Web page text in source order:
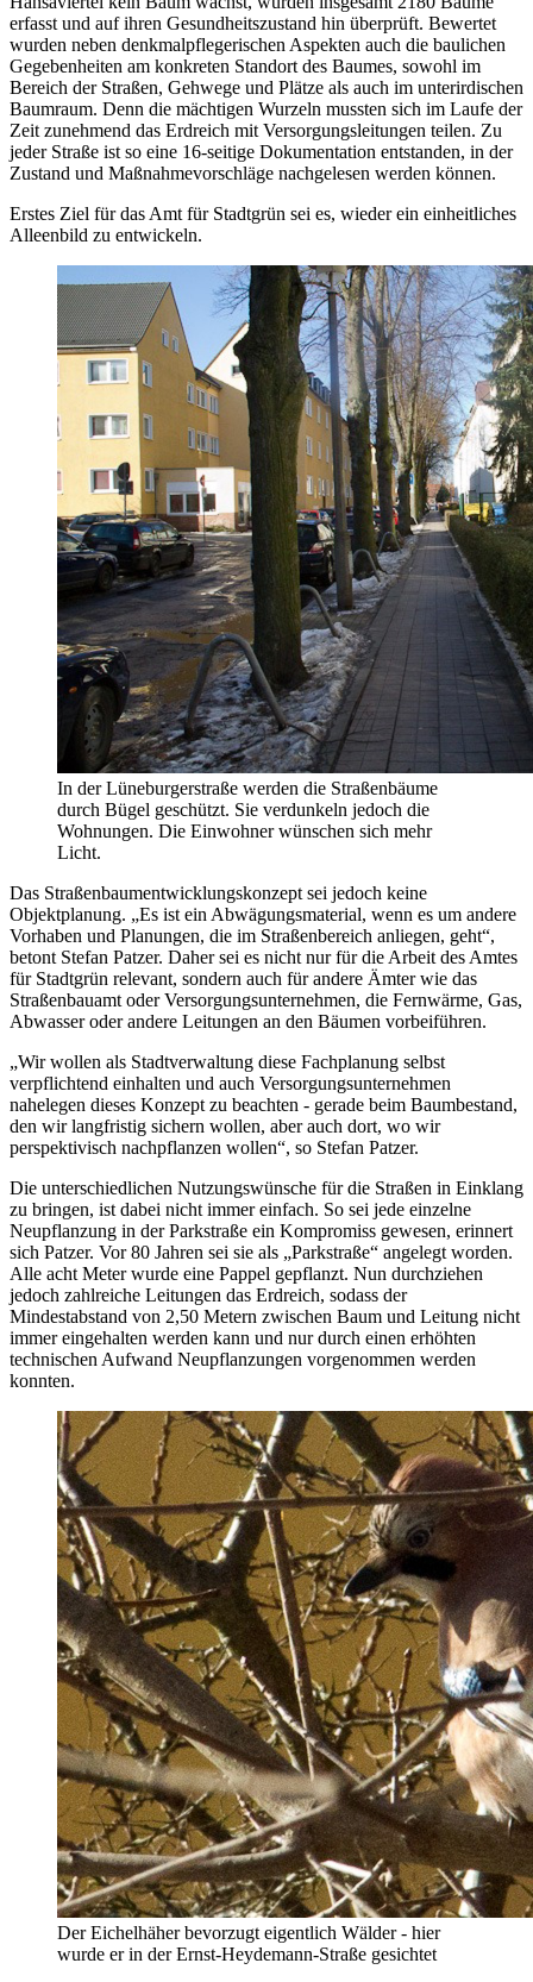
erfasst und auf ihren Gesundheitszustand hin überprüft. Bewertet
wurden neben denkmalpflegerischen Aspekten auch die baulichen
Gegebenheiten am konkreten Standort des Baumes, sowohl im
Bereich der Straßen, Gehwege und Plätze als auch im unterirdischen
Baumraum. Denn die mächtigen Wurzeln mussten sich im Laufe der
Zeit zunehmend das Erdreich mit Versorgungsleitungen teilen. Zu
jeder Straße ist so eine 16-seitige Dokumentation entstanden, in der
Zustand und Maßnahmevorschläge nachgelesen werden können.
Erstes Ziel für das Amt für Stadtgrün sei es, wieder ein einheitliches
Alleenbild zu entwickeln.
In der Lüneburgerstraße werden die Straßenbäume
durch Bügel geschützt. Sie verdunkeln jedoch die
Wohnungen. Die Einwohner wünschen sich mehr
Licht.
Das Straßenbaumentwicklungskonzept sei jedoch keine
Objektplanung. „Es ist ein Abwägungsmaterial, wenn es um andere
Vorhaben und Planungen, die im Straßenbereich anliegen, geht“,
betont Stefan Patzer. Daher sei es nicht nur für die Arbeit des Amtes
für Stadtgrün relevant, sondern auch für andere Ämter wie das
Straßenbauamt oder Versorgungsunternehmen, die Fernwärme, Gas,
Abwasser oder andere Leitungen an den Bäumen vorbeiführen.
„Wir wollen als Stadtverwaltung diese Fachplanung selbst
verpflichtend einhalten und auch Versorgungsunternehmen
nahelegen dieses Konzept zu beachten - gerade beim Baumbestand,
den wir langfristig sichern wollen, aber auch dort, wo wir
perspektivisch nachpflanzen wollen“, so Stefan Patzer.
Die unterschiedlichen Nutzungswünsche für die Straßen in Einklang
zu bringen, ist dabei nicht immer einfach. So sei jede einzelne
Neupflanzung in der Parkstraße ein Kompromiss gewesen, erinnert
sich Patzer. Vor 80 Jahren sei sie als „Parkstraße“ angelegt worden.
Alle acht Meter wurde eine Pappel gepflanzt. Nun durchziehen
jedoch zahlreiche Leitungen das Erdreich, sodass der
Mindestabstand von 2,50 Metern zwischen Baum und Leitung nicht
immer eingehalten werden kann und nur durch einen erhöhten
technischen Aufwand Neupflanzungen vorgenommen werden
konnten.
Der Eichelhäher bevorzugt eigentlich Wälder - hier
wurde er in der Ernst-Heydemann-Straße gesichtet